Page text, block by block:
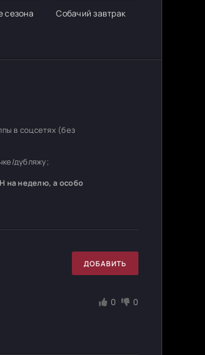
сезона Собачий завтрак
в соцсетях (без
дубляжу;
на неделю, а особо
ДОБАВИТЬ
0 0